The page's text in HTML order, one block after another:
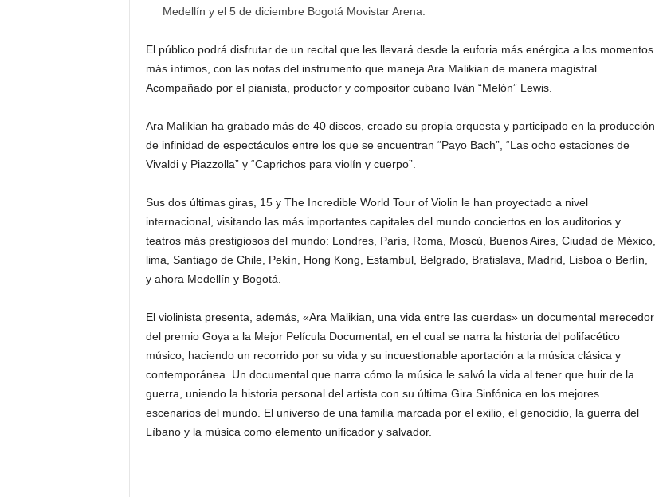
Medellín y el 5 de diciembre Bogotá Movistar Arena.
El público podrá disfrutar de un recital que les llevará desde la euforia más enérgica a los momentos
más íntimos, con las notas del instrumento que maneja Ara Malikian de manera magistral.
Acompañado por el pianista, productor y compositor cubano Iván “Melón” Lewis.
Ara Malikian ha grabado más de 40 discos, creado su propia orquesta y participado en la producción
de infinidad de espectáculos entre los que se encuentran “Payo Bach”, “Las ocho estaciones de
Vivaldi y Piazzolla” y “Caprichos para violín y cuerpo”.
Sus dos últimas giras, 15 y The Incredible World Tour of Violin le han proyectado a nivel
internacional, visitando las más importantes capitales del mundo conciertos en los auditorios y
teatros más prestigiosos del mundo: Londres, París, Roma, Moscú, Buenos Aires, Ciudad de México,
lima, Santiago de Chile, Pekín, Hong Kong, Estambul, Belgrado, Bratislava, Madrid, Lisboa o Berlín,
y ahora Medellín y Bogotá.
El violinista presenta, además, «Ara Malikian, una vida entre las cuerdas» un documental merecedor
del premio Goya a la Mejor Película Documental, en el cual se narra la historia del polifacético
músico, haciendo un recorrido por su vida y su incuestionable aportación a la música clásica y
contemporánea. Un documental que narra cómo la música le salvó la vida al tener que huir de la
guerra, uniendo la historia personal del artista con su última Gira Sinfónica en los mejores
escenarios del mundo. El universo de una familia marcada por el exilio, el genocidio, la guerra del
Líbano y la música como elemento unificador y salvador.